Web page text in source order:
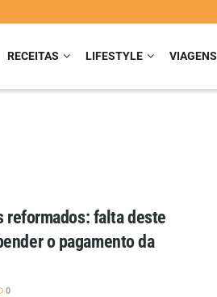
RECEITAS LIFESTYLE VIAGENS
reformados: falta deste
o pagamento da
0